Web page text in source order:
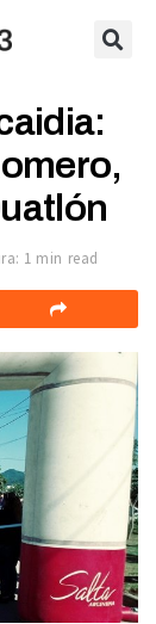
1 min read